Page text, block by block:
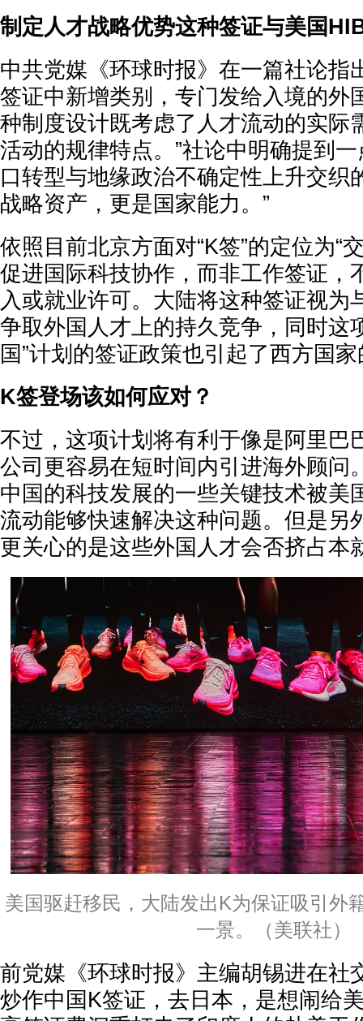
制定人才战略优势这种签证与美国
中共党媒《环球时报》在一篇社论指
签证中新增类别，专门发给入境的外
种制度设计既考虑了人才流动的实际
活动的规律特点。”社论中明确提到
口转型与地缘政治不确定性上升交织
战略资产，更是国家能力。”
依照目前北京方面对“K签”的定位为“
促进国际科技协作，而非工作签证，
入或就业许可。大陆将这种签证视为
争取外国人才上的持久竞争，同时这
国”计划的签证政策也引起了西方国
K签登场该如何应对？
不过，这项计划将有利于像是阿里巴
公司更容易在短时间内引进海外顾问
中国的科技发展的一些关键技术被美
流动能够快速解决这种问题。但是另
更关心的是这些外国人才会否挤占本
美国驱赶移民，大陆发出K为保证吸引外
一景。（美联社）
前党媒《环球时报》主编胡锡进在社
炒作中国K签证，去日本，是想闹给